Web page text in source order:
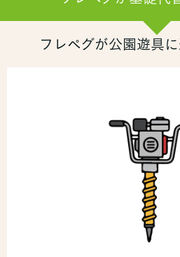
フレペグが公園遊具